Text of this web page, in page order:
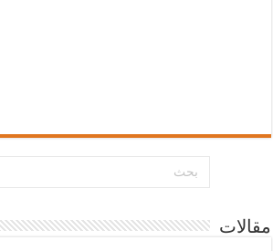
مقالات